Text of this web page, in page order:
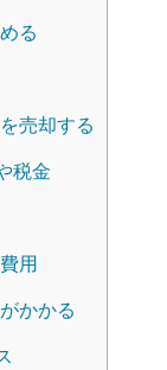
る
売却する
税金
用
かかる